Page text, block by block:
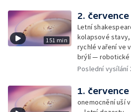
151 min
2. července
Letní
kolapsové
rychlé vaření ve
brýlí — robotické
rekordmanka —
Poslední vysílání
1. července
onemocnění uší